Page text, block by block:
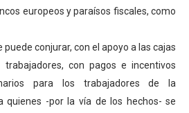
europeos y paraísos fiscales, como
conjurar, con el apoyo a las cajas
con pagos e incentivos
para los trabajadores de la
quienes -por la vía de los hechos- se